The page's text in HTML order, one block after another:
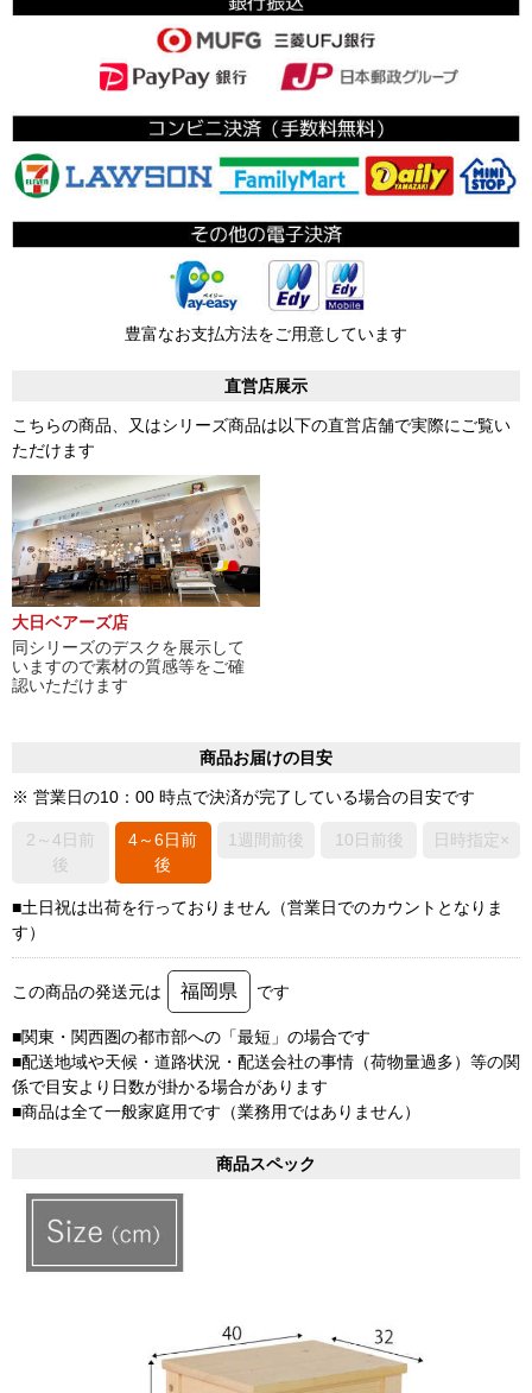
豊富なお支払方法をご用意しています
直営店展示
こちらの商品、又はシリーズ商品は以下の直営店舗で実際にご覧い
ただけます
大日ベアーズ店
同シリーズのデスクを展示して
いますので素材の質感等をご確
認いただけます
商品お届けの目安
※ 営業日の10：00 時点で決済が完了している場合の目安です
2～4日前
後
4～6日前
後
1週間前後 10日前後 日時指定×
■土日祝は出荷を行っておりません（営業日でのカウントとなりま
す）
この商品の発送元は 福岡県 です
■関東・関西圏の都市部への「最短」の場合です
■配送地域や天候・道路状況・配送会社の事情（荷物量過多）等の関
係で目安より日数が掛かる場合があります
■商品は全て一般家庭用です（業務用ではありません）
商品スペック